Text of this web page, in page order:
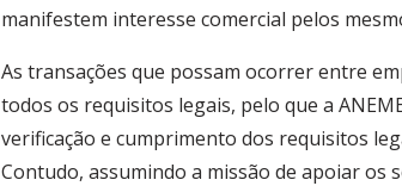
manifestem interesse comercial pelos
As transações que possam ocorrer entre
todos os requisitos legais, pelo que a
verificação e cumprimento dos requisitos
Contudo, assumindo a missão de apoiar os